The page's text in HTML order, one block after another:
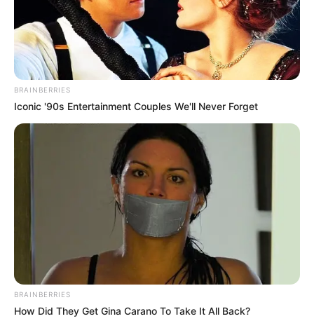
BRAINBERRIES
Iconic '90s Entertainment Couples We'll Never Forget
BRAINBERRIES
How Did They Get Gina Carano To Take It All Back?